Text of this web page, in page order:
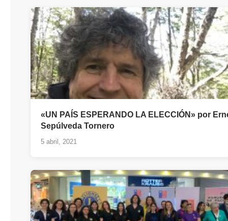
«UN PAÍS ESPERANDO LA ELECCIÓN» por
Sepúlveda Tornero
5 abril, 2021